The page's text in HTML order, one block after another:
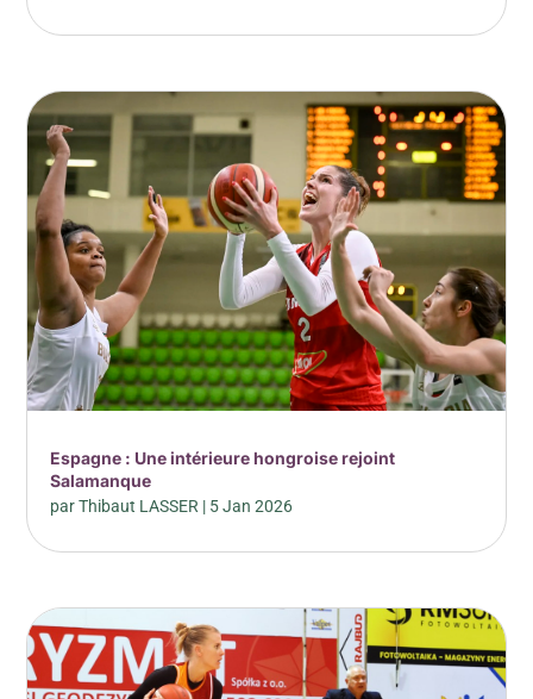
Espagne : Une intérieure hongroise rejoint
Salamanque
parThibaut LASSER | 5 Jan 2026